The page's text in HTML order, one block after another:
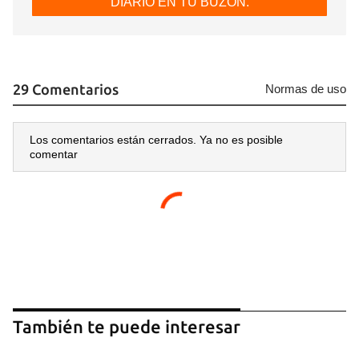
29 Comentarios Normas de uso
Los comentarios están cerrados. Ya no es posible
comentar
También te puede interesar